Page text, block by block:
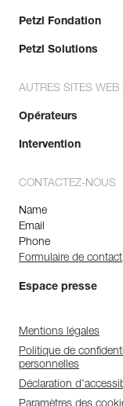
Petzl Fondation
Petzl Solutions
AUTRES SITES WEB
Opérateurs
Intervention
CONTACTEZ-NOUS
Name
Email
Phone
Formulaire de contact
Espace presse
Mentions légales
Politique de
personnelles
Déclaration